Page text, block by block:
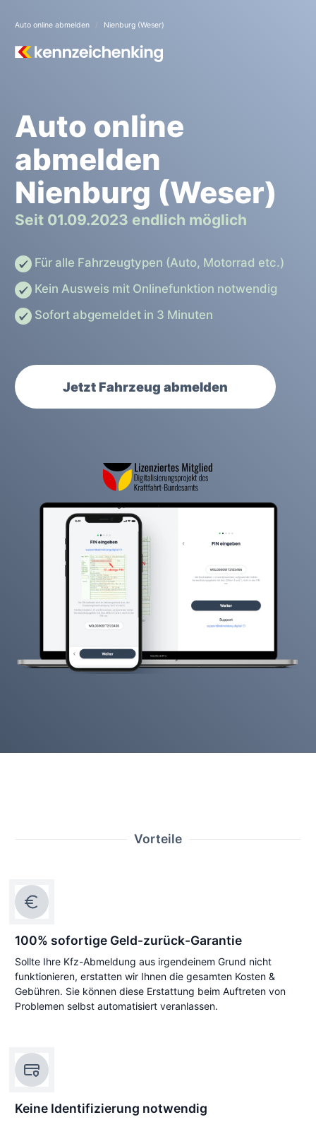
Auto online abmelden Nienburg (Weser)
Auto online
abmelden
Nienburg (Weser)
Seit 01.09.2023 endlich möglich
Für alle Fahrzeugtypen (Auto, Motorrad etc.)
Kein Ausweis mit Onlinefunktion notwendig
Sofort abgemeldet in 3 Minuten
Jetzt Fahrzeug abmelden
Vorteile
100% sofortige Geld-zurück-Garantie
Sollte Ihre Kfz-Abmeldung aus irgendeinem Grund nicht
funktionieren, erstatten wir Ihnen die gesamten Kosten &
Gebühren. Sie können diese Erstattung beim Auftreten von
Problemen selbst automatisiert veranlassen.
Keine Identifizierung notwendig